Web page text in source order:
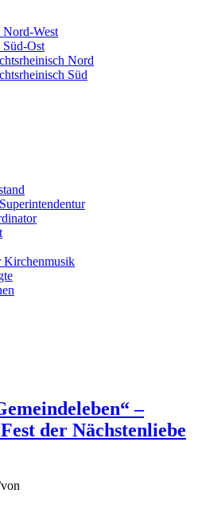
West
Ost
Nord
Süd
Kirchenmusik
–
der Nächstenliebe
von